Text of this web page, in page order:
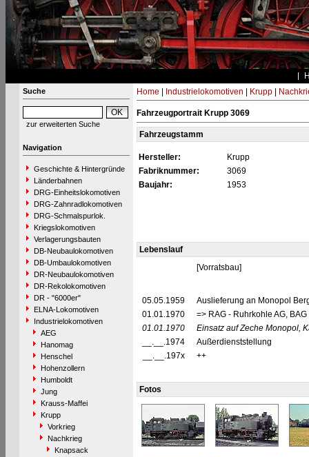
Suche
zur erweiterten Suche
Navigation
Geschichte & Hintergründe
Länderbahnen
DRG-Einheitslokomotiven
DRG-Zahnradlokomotiven
DRG-Schmalspurlok.
Kriegslokomotiven
Verlagerungsbauten
DB-Neubaulokomotiven
DB-Umbaulokomotiven
DR-Neubaulokomotiven
DR-Rekolokomotiven
DR - "6000er"
ELNA-Lokomotiven
Industrielokomotiven
AEG
Hanomag
Henschel
Hohenzollern
Humboldt
Jung
Krauss-Maffei
Krupp
Vorkrieg
Nachkrieg
Knapsack
Home Industrielokomotiven Krupp|
Fahrzeugportrait Krupp 3069
Fahrzeugstamm
Hersteller:
Krupp
Fabriknummer:
3069
Baujahr:
1953
Lebenslauf
[Vorratsbau]
05.05.1959
Auslieferung an Monopol
01.01.1970
=> RAG - Ruhrkohle AG,
01.01.1970
Einsatz auf Zeche Monopol,
__.__.1974
Außerdienststellung
__.__.197x
++
Fotos